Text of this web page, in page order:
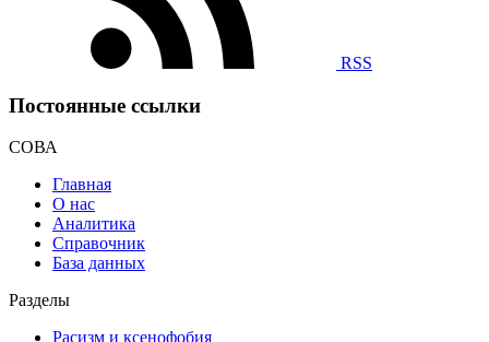
RSS
Постоянные ссылки
СОВА
Главная
О нас
Аналитика
Справочник
База данных
Разделы
Расизм и ксенофобия